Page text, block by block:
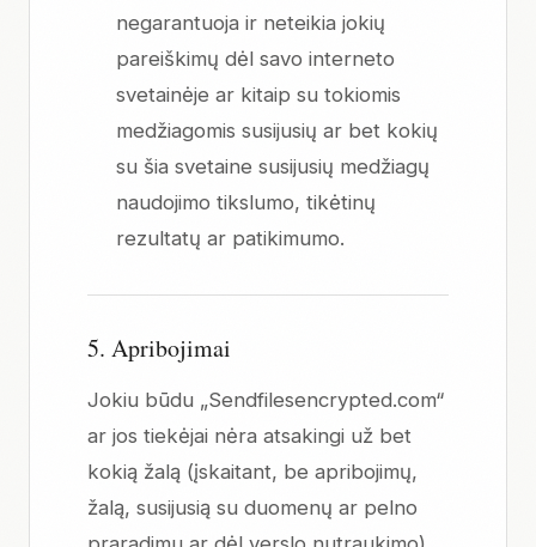
negarantuoja ir neteikia jokių
pareiškimų dėl savo interneto
svetainėje ar kitaip su tokiomis
medžiagomis susijusių ar bet kokių
su šia svetaine susijusių medžiagų
naudojimo tikslumo, tikėtinų
rezultatų ar patikimumo.
5. Apribojimai
Jokiu būdu „Sendfilesencrypted.com“
ar jos tiekėjai nėra atsakingi už bet
kokią žalą (įskaitant, be apribojimų,
žalą, susijusią su duomenų ar pelno